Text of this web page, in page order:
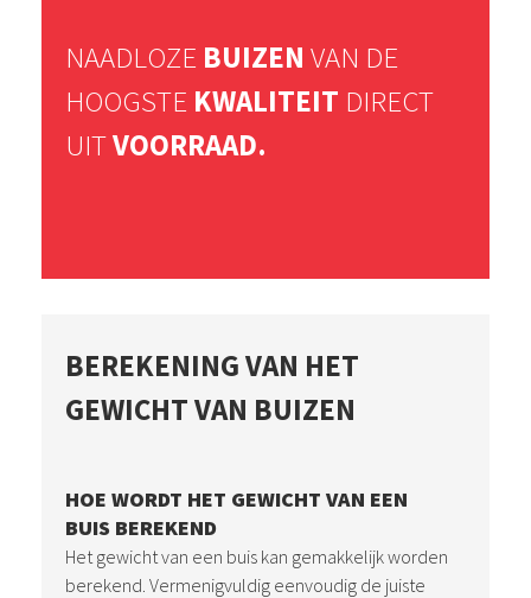
NAADLOZE BUIZEN VAN DE
HOOGSTE KWALITEIT DIRECT
UITVOORRAAD.
BEREKENING VAN HET
GEWICHT VAN BUIZEN
HOE WORDT HET GEWICHT VAN EEN
BUIS BEREKEND
Het gewicht van een buis kan gemakkelijk worden
berekend. Vermenigvuldig eenvoudig de juiste